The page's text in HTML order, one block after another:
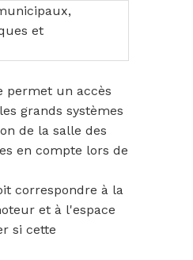
et
permet un accès
grands systèmes
de la salle des
en compte lors de
correspondre à la
et à l'espace
si cette